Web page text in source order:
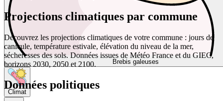
Brebis galeuses
Climat
Projections climatiques par commune
Découvrez les projections climatiques de votre commune : jours de
canicule, température estivale, élévation du niveau de la mer,
sécheresses des sols. Données issues de Météo France et du GIEC,
horizons 2030, 2050 et 2100.
Données politiques